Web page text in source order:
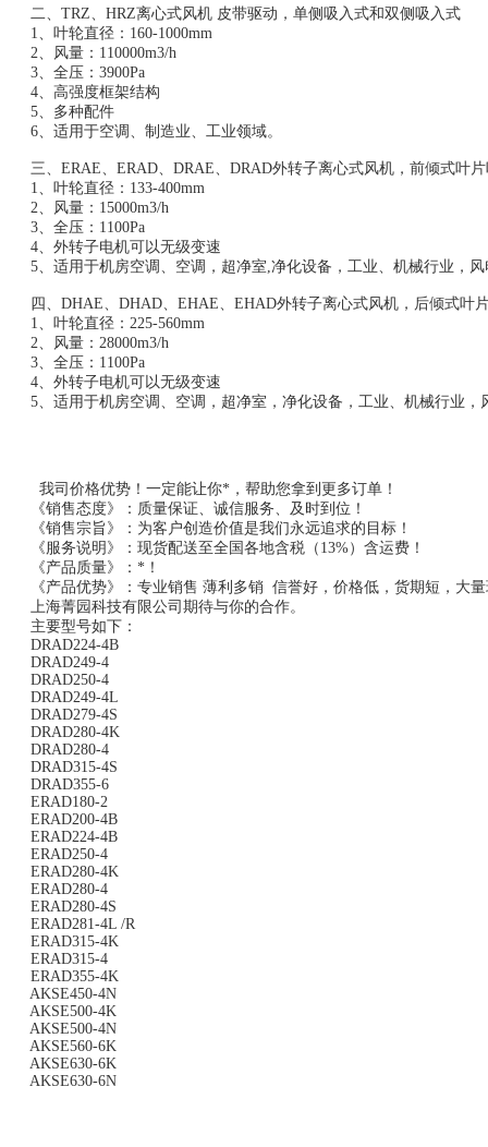
二、TRZ、HRZ离心式风机 皮带驱动，单侧吸入式和双侧吸入式
1、叶轮直径：160-1000mm
2、风量：110000m3/h
3、全压：3900Pa
4、高强度框架结构
5、多种配件
6、适用于空调、制造业、工业领域。
三、ERAE、ERAD、DRAE、DRAD外转子离心式风机，前倾式叶片
1、叶轮直径：133-400mm
2、风量：15000m3/h
3、全压：1100Pa
4、外转子电机可以无级变速
5、适用于机房空调、空调，超净室,净化设备，工业、机械行业，风
四、DHAE、DHAD、EHAE、EHAD外转子离心式风机，后倾式叶
1、叶轮直径：225-560mm
2、风量：28000m3/h
3、全压：1100Pa
4、外转子电机可以无级变速
5、适用于机房空调、空调，超净室，净化设备，工业、机械行业，
我司价格优势！一定能让你*，帮助您拿到更多订单！
《销售态度》：质量保证、诚信服务、及时到位！
《销售宗旨》：为客户创造价值是我们永远追求的目标！
《服务说明》：现货配送至全国各地含税（13%）含运费！
《产品质量》：*！
《产品优势》：专业销售 薄利多销 信誉好，价格低，货期短，大量
上海菁园科技有限公司期待与你的合作。
主要型号如下：
DRAD224-4B
DRAD249-4
DRAD250-4
DRAD249-4L
DRAD279-4S
DRAD280-4K
DRAD280-4
DRAD315-4S
DRAD355-6
ERAD180-2
ERAD200-4B
ERAD224-4B
ERAD250-4
ERAD280-4K
ERAD280-4
ERAD280-4S
ERAD281-4L /R
ERAD315-4K
ERAD315-4
ERAD355-4K
AKSE450-4N
AKSE500-4K
AKSE500-4N
AKSE560-6K
AKSE630-6K
AKSE630-6N